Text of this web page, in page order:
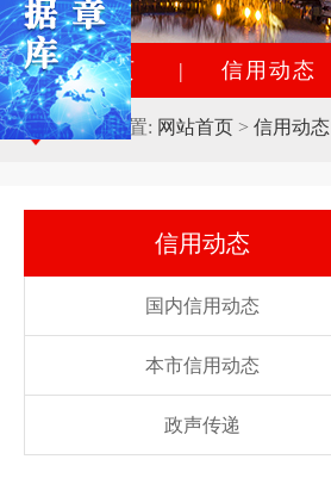
网站首页 | 信用动态
当前位置: 网站首页 > 信用动态
信用动态
国内信用动态
本市信用动态
政声传递